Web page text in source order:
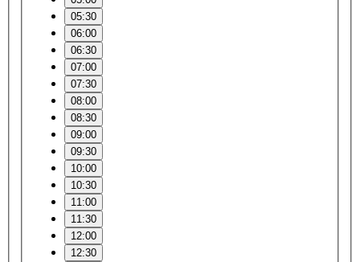
05:30
06:00
06:30
07:00
07:30
08:00
08:30
09:00
09:30
10:00
10:30
11:00
11:30
12:00
12:30